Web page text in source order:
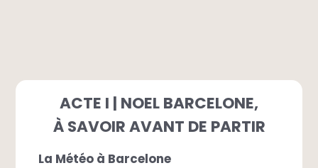
ACTE I | NOEL BARCELONE,
À SAVOIR AVANT DE PARTIR
La Météo à Barcelone